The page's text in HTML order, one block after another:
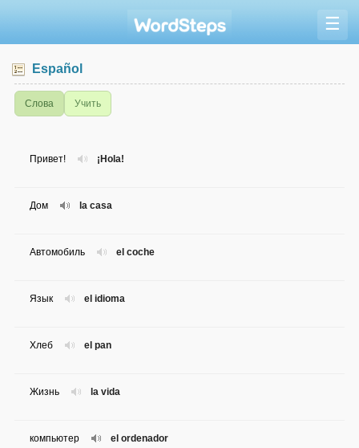
☰
Español
Слова Учить
¡Hola!
Привет!
la casa
Дом
el coche
Автомобиль
el idioma
Язык
el pan
Хлеб
la vida
Жизнь
el ordenador
компьютер